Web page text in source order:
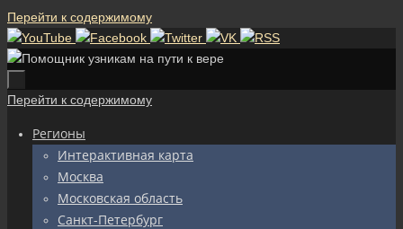
Перейти к содержимому
Перейти к содержимому
Регионы
Интерактивная карта
Москва
Московская область
Санкт-Петербург